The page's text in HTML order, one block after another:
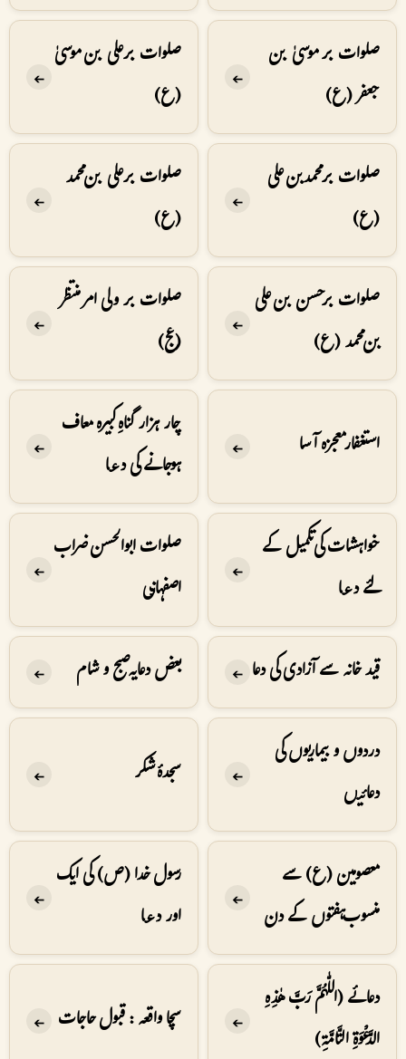
صلوات بر موسیٰ بن
جعفر (ع)
➔
صلوات بر علی بن موسیٰ
(ع)
➔
صلوات بر محمد بن علی
(ع)
➔
صلوات بر علی بن محمد
(ع)
➔
صلوات بر حسن بن علی
بن محمد (ع)
➔
صلوات بر ولی امر منتظر
(عج)
➔
استغفار معجزه آسا ➔
چار ہزار گناہِ کبیرہ معاف
ہوجانے کی دعا
➔
خواہشات کی تکمیل کے
لئے دعا
➔
صلوات ابوالحسن ضراب
اصفہانی
➔
قید خانہ سے آزادی کی دعا ➔ بعض دعایہ صبح و شام ➔
دردوں و بیماریوں کی
دعائیں
➔ سجدۂ شکر ➔
معصومین (ع) سے
منسوب ہفتوں کے دن
➔
رسول خدا (ص) کی ایک
اور دعا
➔
دعائے (اللّٰهُمَّ رَبَّ هٰذِهِ
الدَّعْوَةِ التَّامَّةِ)
➔ سچا واقعہ : قبول حاجات ➔